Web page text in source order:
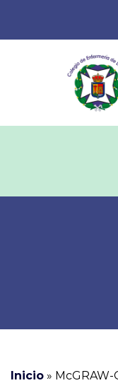
Inicio » McGRAW-